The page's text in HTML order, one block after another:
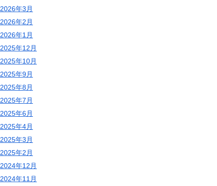
2026年3月
2026年2月
2026年1月
2025年12月
2025年10月
2025年9月
2025年8月
2025年7月
2025年6月
2025年4月
2025年3月
2025年2月
2024年12月
2024年11月